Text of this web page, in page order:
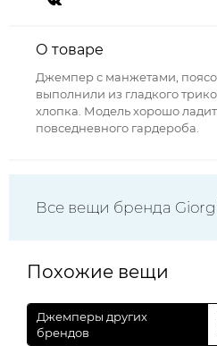
О товаре
Джемпер с манжетами,
выполнили из гладкого
хлопка. Модель хорошо
повседневного гардероба.
Все вещи бренда
Похожие вещи
Джемперы других
брендов